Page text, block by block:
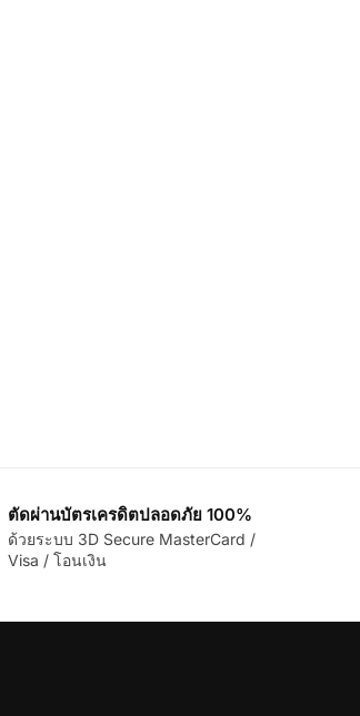
ตัดผ่านบัตรเครดิตปลอดภัย 100%
ด้วยระบบ 3D Secure MasterCard /
Visa / โอนเงิน